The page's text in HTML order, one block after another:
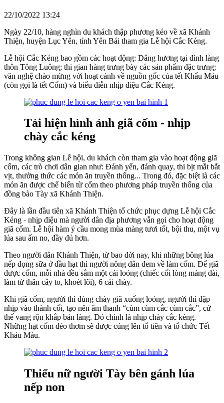
22/10/2022 13:24
Ngày 22/10, hàng nghìn du khách thập phương kéo về xã Khánh
Thiện, huyện Lục Yên, tỉnh Yên Bái tham gia Lễ hội Cắc Kéng.
Lễ hội Cắc Kéng bao gồm các hoạt động: Dâng hương tại đình làng
thôn Tông Luông; thi gian hàng trưng bày các sản phẩm đặc trưng;
văn nghệ chào mừng với hoạt cảnh về nguồn gốc của tết Khẩu Mảu
(còn gọi là tết Cốm) và biểu diễn nhịp điệu Cắc Kéng.
Tái hiện hình ảnh giã cốm - nhịp
chày cắc kéng
Trong không gian Lễ hội, du khách còn tham gia vào hoạt động giã
cốm, các trò chơi dân gian như: Đánh yến, đánh quay, thi bịt mắt bắt
vịt, thưởng thức các món ăn truyền thống... Trong đó, đặc biệt là các
món ăn được chế biến từ cốm theo phương pháp truyền thống của
đồng bào Tày xã Khánh Thiện.
Đây là lần đầu tiên xã Khánh Thiện tổ chức phục dựng Lễ hội Cắc
Kéng - nhịp điệu mà người dân địa phương vẫn gọi cho hoạt động
giã cốm. Lễ hội hàm ý cầu mong mùa màng tươi tốt, bội thu, một vụ
lúa sau ấm no, đầy đủ hơn.
Theo người dân Khánh Thiện, từ bao đời nay, khi những bông lúa
nếp đọng sữa ở đầu hạt thì người nông dân đem về làm cốm. Để giã
được cốm, mỗi nhà đều sắm một cái loỏng (chiếc cối lòng máng dài,
làm từ thân cây to, khoét lõi), 6 cái chày.
Khi giã cốm, người thì dùng chày giã xuống loỏng, người thì đập
nhịp vào thành cối, tạo nên âm thanh “cùm cùm cắc cùm cắc”, cứ
thế vang rộn khắp bản làng. Đó chính là nhịp chày cắc kéng.
Những hạt cốm dẻo thơm sẽ được cúng lên tổ tiên và tổ chức Tết
Khảu Mảu.
Thiếu nữ người Tày bên gánh lúa
nếp non